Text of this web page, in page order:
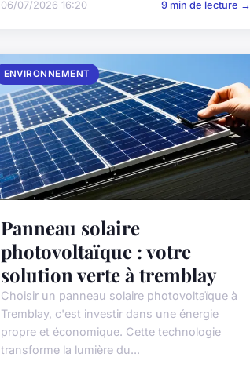
06/07/2026 16:20 9 min de lecture →
ENVIRONNEMENT
Panneau solaire
photovoltaïque : votre
solution verte à tremblay
Choisir un panneau solaire photovoltaïque à
Tremblay, c'est investir dans une énergie
propre et économique. Cette technologie
transforme la lumière du...